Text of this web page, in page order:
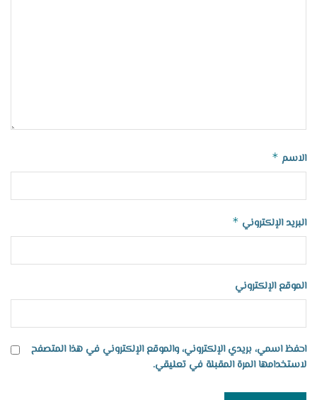
الاسم *
البريد الإلكتروني *
الموقع الإلكتروني
احفظ اسمي، بريدي الإلكتروني، والموقع الإلكتروني في هذا المتصفح
لاستخدامها المرة المقبلة في تعليقي.